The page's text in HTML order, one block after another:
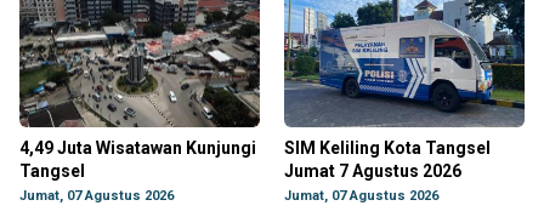
4,49 Juta Wisatawan Kunjungi
Tangsel
Jumat, 07 Agustus 2026
SIM Keliling Kota Tangsel
Jumat 7 Agustus 2026
Jumat, 07 Agustus 2026